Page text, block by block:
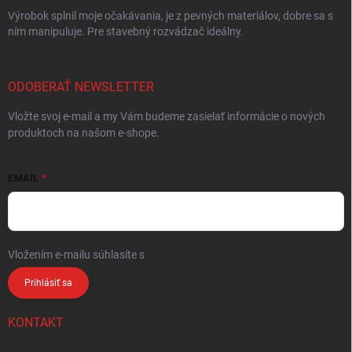
Výrobok splnil moje očakávania, je z pevných materiálov, dobre sa s
ním manipuluje. Pre stavebný rozvádzač ideálny.
ODOBERAŤ NEWSLETTER
Vložte svoj e-mail a my Vám budeme zasielať informácie o nových
produktoch na našom e-shope.
EMAIL
Vložením e-mailu súhlasíte s
Prihlásiť sa
KONTAKT